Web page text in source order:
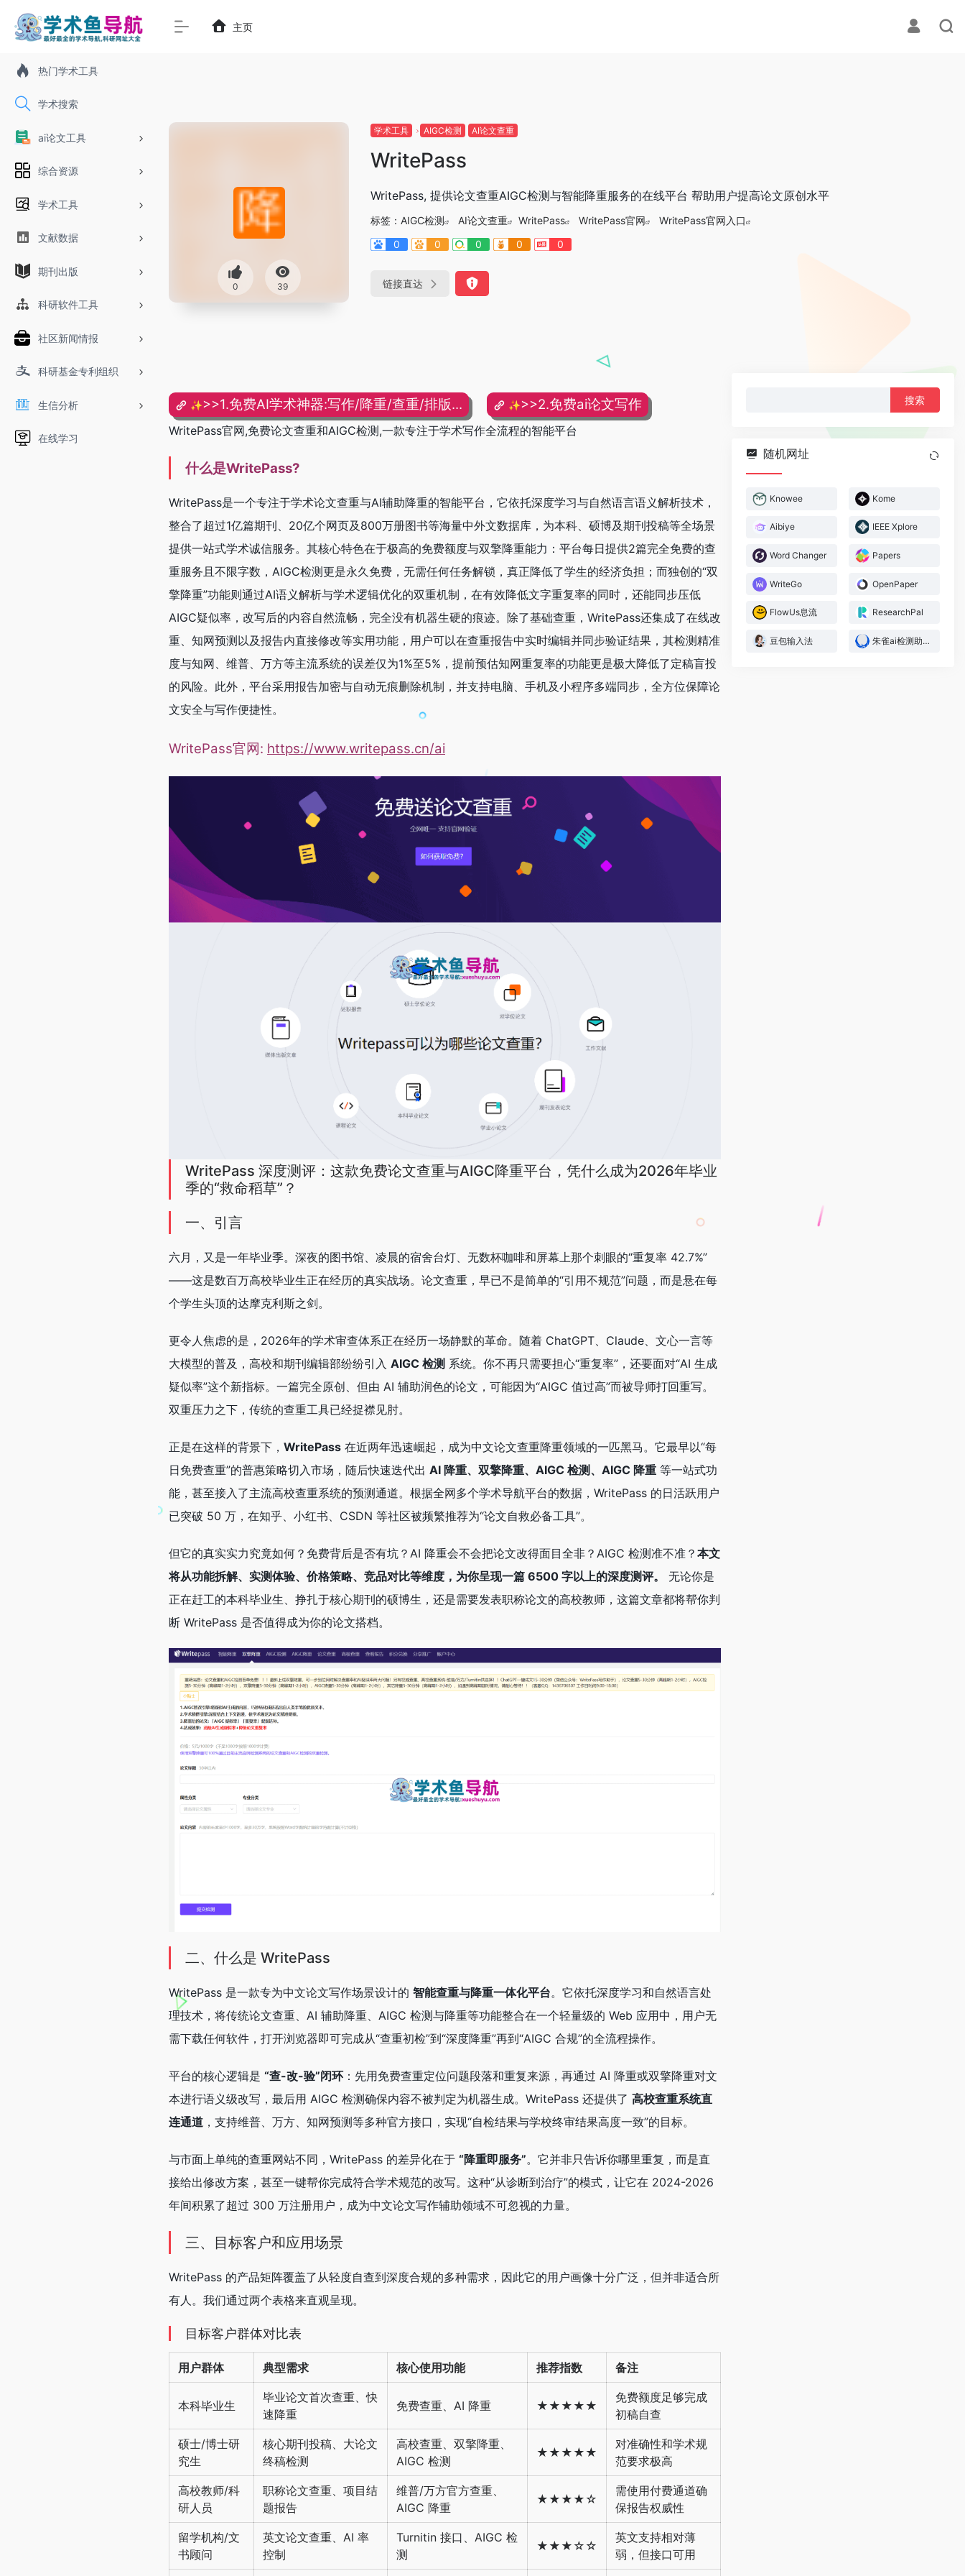
热门学术工具
学术搜索
ai论文工具
综合资源
学术工具
文献数据
期刊出版
科研软件工具
社区新闻情报
科研基金专利组织
生信分析
在线学习
主页
0 39
学术工具 AIGC检测 AI论文查重
WritePass
WritePass, 提供论文查重AIGC检测与智能降重服务的在线平台 帮助用户提高论文原创水平
标签： AIGC检测 AI论文查重 WritePass WritePass官网
WritePass官网入口
0
0 0 0 0
链接直达
✨>>1.免费AI学术神器:写作/降重/查重/排版... ✨>>2.免费ai论文写作
WritePass官网,免费论文查重和AIGC检测,一款专注于学术写作全流程的智能平台
什么是WritePass?
WritePass是一个专注于学术论文查重与AI辅助降重的智能平台，它依托深度学习与自然语言语义解析技术，
整合了超过1亿篇期刊、20亿个网页及800万册图书等海量中外文数据库，为本科、硕博及期刊投稿等全场景
提供一站式学术诚信服务。其核心特色在于极高的免费额度与双擎降重能力：平台每日提供2篇完全免费的查
重服务且不限字数，AIGC检测更是永久免费，无需任何任务解锁，真正降低了学生的经济负担；而独创的“双
擎降重”功能则通过AI语义解析与学术逻辑优化的双重机制，在有效降低文字重复率的同时，还能同步压低
AIGC疑似率，改写后的内容自然流畅，完全没有机器生硬的痕迹。除了基础查重，WritePass还集成了在线改
重、知网预测以及报告内直接修改等实用功能，用户可以在查重报告中实时编辑并同步验证结果，其检测精准
度与知网、维普、万方等主流系统的误差仅为1%至5%，提前预估知网重复率的功能更是极大降低了定稿盲投
的风险。此外，平台采用报告加密与自动无痕删除机制，并支持电脑、手机及小程序多端同步，全方位保障论
文安全与写作便捷性。
WritePass官网: https://www.writepass.cn/ai
WritePass 深度测评：这款免费论文查重与AIGC降重平台，凭什么成为2026年毕业
季的“救命稻草”？
一、引言
六月，又是一年毕业季。深夜的图书馆、凌晨的宿舍台灯、无数杯咖啡和屏幕上那个刺眼的“重复率 42.7%”
——这是数百万高校毕业生正在经历的真实战场。论文查重，早已不是简单的“引用不规范”问题，而是悬在每
个学生头顶的达摩克利斯之剑。
更令人焦虑的是，2026年的学术审查体系正在经历一场静默的革命。随着 ChatGPT、Claude、文心一言等
大模型的普及，高校和期刊编辑部纷纷引入 AIGC 检测 系统。你不再只需要担心“重复率”，还要面对“AI 生成
疑似率”这个新指标。一篇完全原创、但由 AI 辅助润色的论文，可能因为“AIGC 值过高”而被导师打回重写。
双重压力之下，传统的查重工具已经捉襟见肘。
正是在这样的背景下， WritePass 在近两年迅速崛起，成为中文论文查重降重领域的一匹黑马。它最早以“每
日免费查重”的普惠策略切入市场，随后快速迭代出 AI 降重、双擎降重、AIGC 检测、AIGC 降重 等一站式功
能，甚至接入了主流高校查重系统的预测通道。根据全网多个学术导航平台的数据，WritePass 的日活跃用户
已突破 50 万，在知乎、小红书、CSDN 等社区被频繁推荐为“论文自救必备工具”。
但它的真实实力究竟如何？免费背后是否有坑？AI 降重会不会把论文改得面目全非？AIGC 检测准不准？ 本文
将从功能拆解、实测体验、价格策略、竞品对比等维度，为你呈现一篇 6500 字以上的深度测评。
无论你是
正在赶工的本科毕业生、挣扎于核心期刊的硕博生，还是需要发表职称论文的高校教师，这篇文章都将帮你判
断 WritePass 是否值得成为你的论文搭档。
二、什么是 WritePass
WritePass 是一款专为中文论文写作场景设计的 智能查重与降重一体化平台。它依托深度学习和自然语言处
理技术，将传统论文查重、AI 辅助降重、AIGC 检测与降重等功能整合在一个轻量级的 Web 应用中，用户无
需下载任何软件，打开浏览器即可完成从“查重初检”到“深度降重”再到“AIGC 合规”的全流程操作。
平台的核心逻辑是 “查-改-验”闭环：先用免费查重定位问题段落和重复来源，再通过 AI 降重或双擎降重对文
本进行语义级改写，最后用 AIGC 检测确保内容不被判定为机器生成。WritePass 还提供了 高校查重系统直
连通道 ，支持维普、万方、知网预测等多种官方接口，实现“自检结果与学校终审结果高度一致”的目标。
与市面上单纯的查重网站不同，WritePass 的差异化在于 “降重即服务”。它并非只告诉你哪里重复，而是直
接给出修改方案，甚至一键帮你完成符合学术规范的改写。这种“从诊断到治疗”的模式，让它在 2024-2026
年间积累了超过 300 万注册用户，成为中文论文写作辅助领域不可忽视的力量。
三、目标客户和应用场景
WritePass 的产品矩阵覆盖了从轻度自查到深度合规的多种需求，因此它的用户画像十分广泛，但并非适合所
有人。我们通过两个表格来直观呈现。
目标客户群体对比表
用户群体 典型需求 核心使用功能 推荐指数 备注
本科毕业生
毕业论文首次查重、快
速降重
免费查重、AI 降重 ★★★★★
免费额度足够完成
初稿自查
硕士/博士研
究生
核心期刊投稿、大论文
终稿检测
高校查重、双擎降重、
AIGC 检测
★★★★★
对准确性和学术规
范要求极高
高校教师/科
研人员
职称论文查重、项目结
题报告
维普/万方官方查重、
AIGC 降重
★★★★☆
需使用付费通道确
保报告权威性
留学机构/文
书顾问
英文论文查重、AI 率
控制
Turnitin 接口、AIGC 检
测
★★★☆☆
英文支持相对薄
弱，但接口可用
随机网址
Knowee Kome
Aibiye IEEE Xplore
Word Changer Papers
WriteGo OpenPaper
FlowUs息流 ResearchPal
豆包输入法 朱雀ai检测助手